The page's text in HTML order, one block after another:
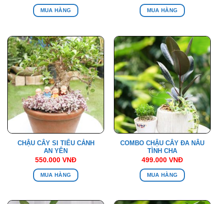
MUA HÀNG MUA HÀNG
CHẬU CÂY SI TIỂU CẢNH
AN YÊN
550.000 VNĐ
MUA HÀNG
COMBO CHẬU CÂY ĐA NÂU
TÌNH CHA
499.000 VNĐ
MUA HÀNG